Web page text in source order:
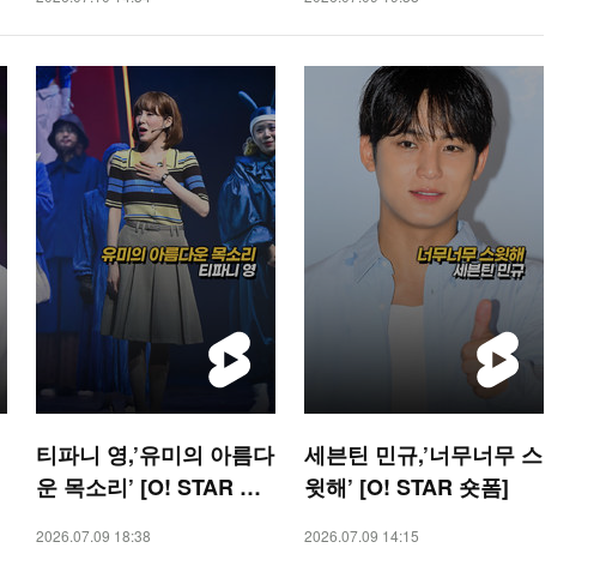
티파니 영,’유미의 아름다
운 목소리’ [O! STAR 숏
2026.07.09 18:38
세븐틴 민규,’너무너무 스
윗해’ [O! STAR 숏폼]
2026.07.09 14:15